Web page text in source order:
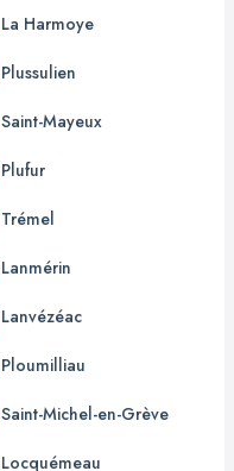
La Harmoye
Plussulien
Saint-Mayeux
Plufur
Trémel
Lanmérin
Lanvézéac
Ploumilliau
Saint-Michel-en-Grève
Locquémeau